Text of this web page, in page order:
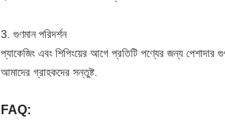
3. গুণমান পরিদর্শন
প্যাকেজিং এবং শিপিংয়ের আগে প্রতিটি পণ্যের জন্য পেশাদার
আমাদের গ্রাহকদের সন্তুষ্ট.
FAQ: